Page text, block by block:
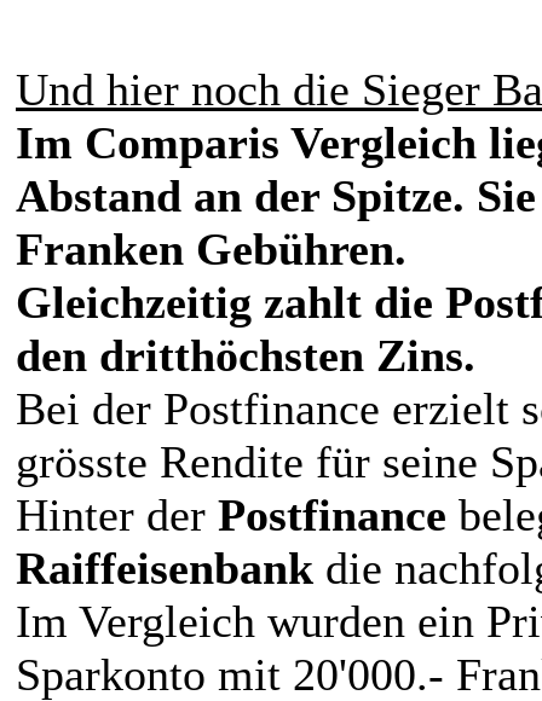
Und hier noch die Sieger
Im Comparis Vergleich
Abstand an der Spitze.
Franken Gebühren.
Gleichzeitig zahlt die
den dritthöchsten Zins.
Bei der Postfinance erzielt
grösste Rendite für seine
Hinter der Postfinance
Raiffeisenbank die
Im Vergleich wurden ein
Sparkonto mit 20'000.-